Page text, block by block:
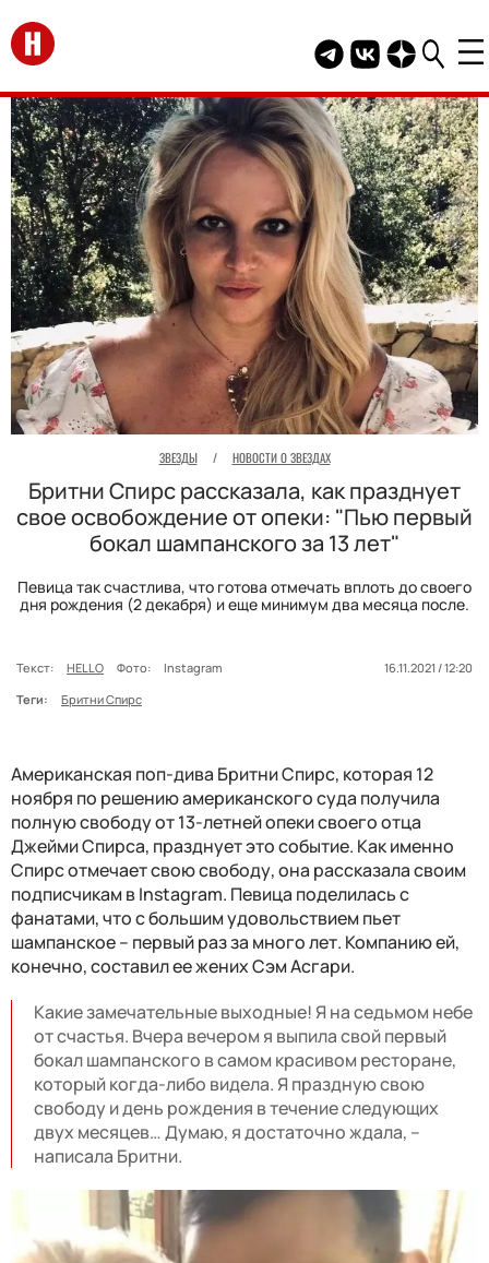
Перейти на главную
Telegram канал
Группа HELLO
Канал
ЗВЕЗДЫ / НОВОСТИ О ЗВЕЗДАХ
Бритни Спирс рассказала, как празднует
свое освобождение от опеки: "Пью первый
бокал шампанского за 13 лет"
Певица так счастлива, что готова отмечать вплоть до своего
дня рождения (2 декабря) и еще минимум два месяца после.
Текст: HELLO Фото: Instagram
16.11.2021 / 12:20
Теги:
Бритни Спирс
Американская поп-дива Бритни Спирс, которая 12
ноября по решению американского суда получила
полную свободу от 13-летней опеки своего отца
Джейми Спирса, празднует это событие. Как именно
Спирс отмечает свою свободу, она рассказала своим
подписчикам в Instagram. Певица поделилась с
фанатами, что с большим удовольствием пьет
шампанское – первый раз за много лет. Компанию ей,
конечно, составил ее жених Сэм Асгари.
Какие замечательные выходные! Я на седьмом небе
от счастья. Вчера вечером я выпила свой первый
бокал шампанского в самом красивом ресторане,
который когда-либо видела. Я праздную свою
свободу и день рождения в течение следующих
двух месяцев… Думаю, я достаточно ждала, –
написала Бритни.